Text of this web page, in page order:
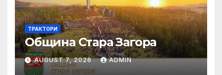
ТРАКТОРИ
Община Стара Загора
AUGUST 7, 2026 ADMIN